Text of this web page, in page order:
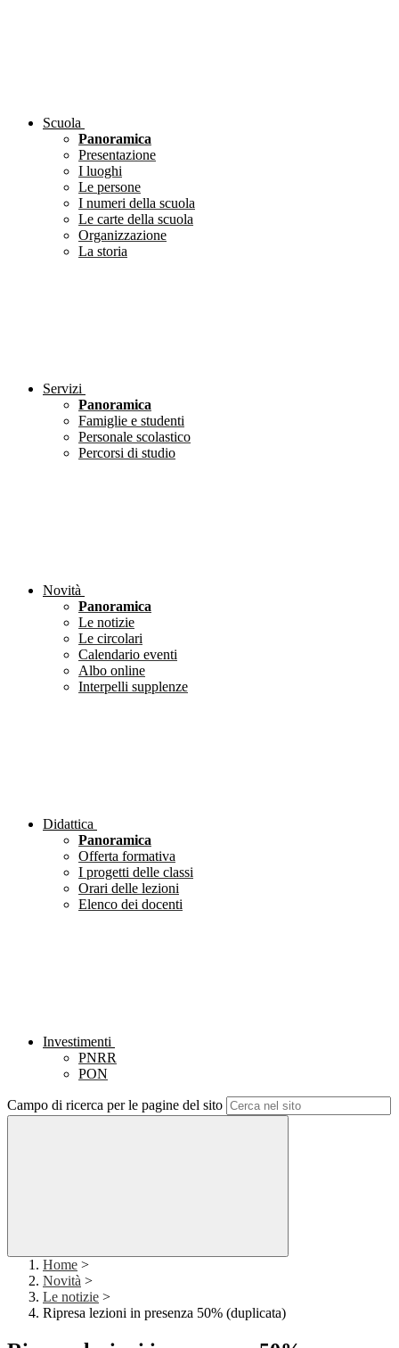
Scuola
Panoramica
Presentazione
I luoghi
Le persone
I numeri della scuola
Le carte della scuola
Organizzazione
La storia
Servizi
Panoramica
Famiglie e studenti
Personale scolastico
Percorsi di studio
Novità
Panoramica
Le notizie
Le circolari
Calendario eventi
Albo online
Interpelli supplenze
Didattica
Panoramica
Offerta formativa
I progetti delle classi
Orari delle lezioni
Elenco dei docenti
Investimenti
PNRR
PON
Campo di ricerca per le pagine del sito
Home >
Novità >
Le notizie >
Ripresa lezioni in presenza 50% (duplicata)